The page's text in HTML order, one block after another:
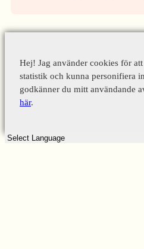
Hej! Jag använder cookies för
statistik och kunna personifiera
godkänner du mitt användande
här.